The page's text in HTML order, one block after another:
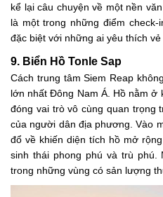
kể lại câu chuyện về một nền
là một trong những điểm check-
đặc biệt với những ai yêu thích
9. Biển Hồ Tonle Sap
Cách trung tâm Siem Reap
lớn nhất Đông Nam Á. Hồ nằm ở
đóng vai trò vô cùng quan trọng
của người dân địa phương. Vào
đổ về khiến diện tích hồ mở
sinh thái phong phú và trù
trong những vùng có sản lượng